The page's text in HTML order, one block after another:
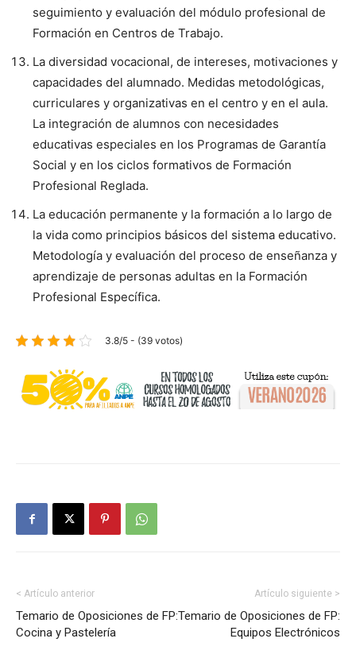
seguimiento y evaluación del módulo profesional de
Formación en Centros de Trabajo.
La diversidad vocacional, de intereses, motivaciones y
capacidades del alumnado. Medidas metodológicas,
curriculares y organizativas en el centro y en el aula.
La integración de alumnos con necesidades
educativas especiales en los Programas de Garantía
Social y en los ciclos formativos de Formación
Profesional Reglada.
La educación permanente y la formación a lo largo de
la vida como principios básicos del sistema educativo.
Metodología y evaluación del proceso de enseñanza y
aprendizaje de personas adultas en la Formación
Profesional Específica.
3.8/5 - (39 votos)
< Artículo anterior
Temario de Oposiciones de FP:
Cocina y Pastelería
Artículo siguiente >
Temario de Oposiciones de FP:
Equipos Electrónicos